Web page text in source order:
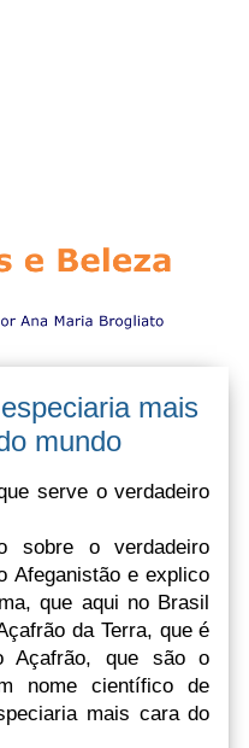
mais
mundo
serve o verdadeiro
sobre o verdadeiro
Afeganistão e explico
que aqui no Brasil
da Terra, que é
Açafrão, que são o
nome científico de
mais cara do